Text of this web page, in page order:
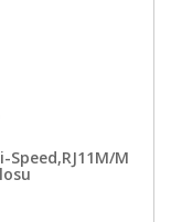
Speed,RJ11M/M